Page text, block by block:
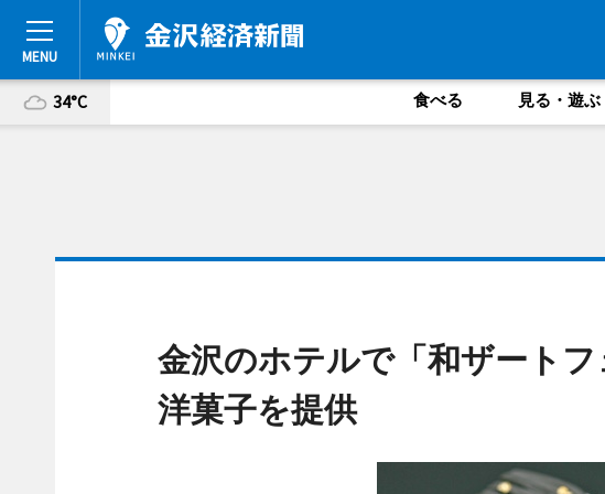
34°C 食べる 見る・遊ぶ
金沢のホテルで「和ザート
洋菓子を提供